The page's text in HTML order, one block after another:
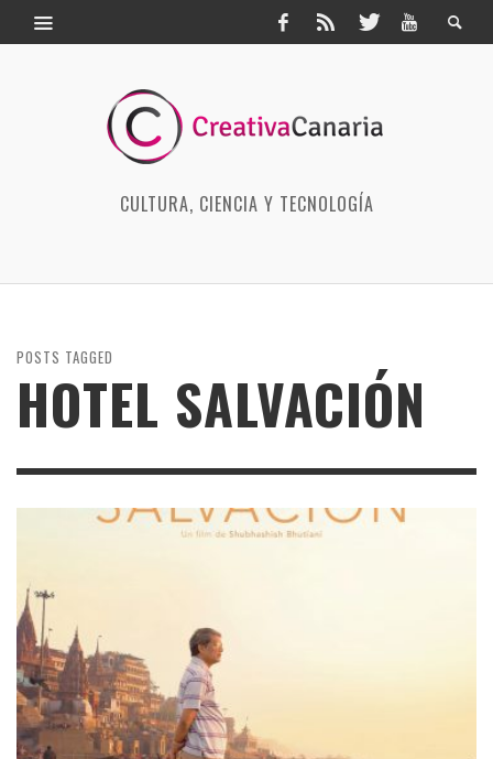
CULTURA, CIENCIA Y TECNOLOGÍA
POSTS TAGGED
HOTEL SALVACIÓN